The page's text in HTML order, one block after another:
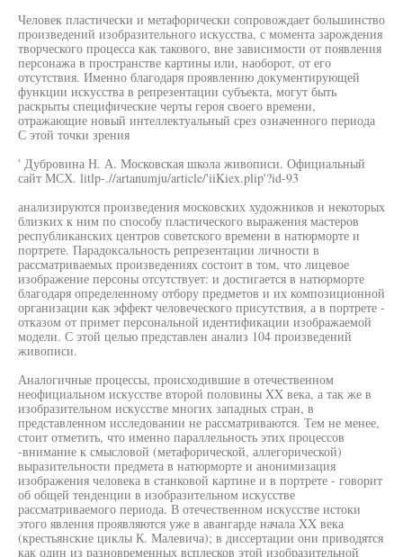
Человек пластически и метафорически сопровождает большинство
произведений изобразительного искусства, с момента зарождения
творческого процесса как такового, вне зависимости от появления
персонажа в пространстве картины или, наоборот, от его
отсутствия. Именно благодаря проявлению документирующей
функции искусства в репрезентации субъекта, могут быть
раскрыты специфические черты героя своего времени,
отражающие новый интеллектуальный срез означенного периода
С этой точки зрения
' Дубровина Н. А. Московская школа живописи. Официальный
сайт МСХ. litlp-.//artanumju/article/'iiKiex.plip'?id-93
анализируются произведения московских художников и некоторых
близких к ним по способу пластического выражения мастеров
республиканских центров советского времени в натюрморте и
портрете. Парадоксальность репрезентации личности в
рассматриваемых произведениях состоит в том, что лицевое
изображение персоны отсутствует: и достигается в натюрморте
благодаря определенному отбору предметов и их композиционной
организации как эффект человеческого присутствия, а в портрете -
отказом от примет персональной идентификации изображаемой
модели. С этой целью представлен анализ 104 произведений
живописи.
Аналогичные процессы, происходившие в отечественном
неофициальном искусстве второй половины XX века, а так же в
изобразительном искусстве многих западных стран, в
представленном исследовании не рассматриваются. Тем не менее,
стоит отметить, что именно параллельность этих процессов
-внимание к смысловой (метафорической, аллегорической)
выразительности предмета в натюрморте и анонимизация
изображения человека в станковой картине и в портрете - говорит
об общей тенденции в изобразительном искусстве
рассматриваемого периода. В отечественном искусстве истоки
этого явления проявляются уже в авангарде начала XX века
(крестьянские циклы К. Малевича); в диссертации они приводятся
как один из разновременных всплесков этой изобразительной